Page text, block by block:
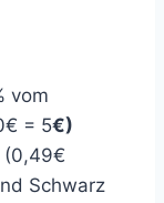
vom
= 5€)
(0,49€
Schwarz